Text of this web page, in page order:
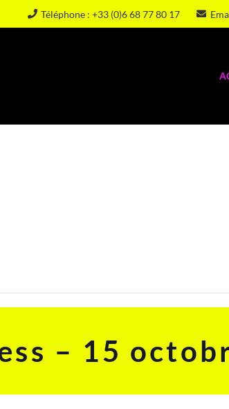
Téléphone : +33 (0)6 68 77 80 17
– 15